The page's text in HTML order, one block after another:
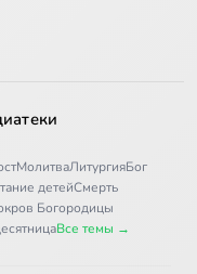
МолитваЛитургияБог
детейСмерть
Богородицы
Все темы →